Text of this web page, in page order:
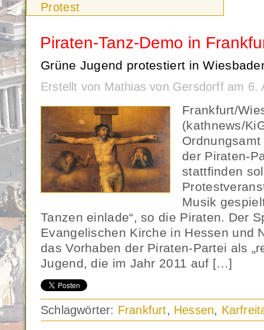
Protest
Piraten-Tanz-Demo in
Grüne Jugend protestiert in
Erstellt von Mathias von Gersdorff am 6.
Frankfurt/
(kathnews/
der Piraten-
stattfinden
Musik
Tanzen einlade“, so die Piraten. Der
Evangelischen Kirche in Hessen und
das Vorhaben der Piraten-Partei als
Jugend, die im Jahr 2011 auf […]
Schlagwörter: Frankfurt, Hessen,